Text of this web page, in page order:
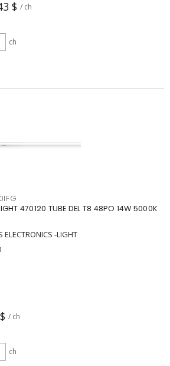
$ / ch
ch
470120 TUBE DEL T8 48PO 14W 5000K
ELECTRONICS -LIGHT
/ ch
ch